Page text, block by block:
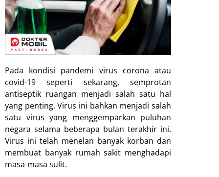
Pada kondisi pandemi virus corona atau
covid-19 seperti sekarang, semprotan
antiseptik ruangan menjadi salah satu hal
yang penting. Virus ini bahkan menjadi salah
satu virus yang menggemparkan puluhan
negara selama beberapa bulan terakhir ini.
Virus ini telah menelan banyak korban dan
membuat banyak rumah sakit menghadapi
masa-masa sulit.